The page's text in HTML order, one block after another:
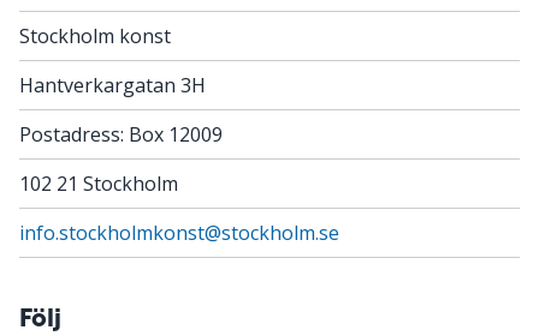
Stockholm konst
Hantverkargatan 3H
Postadress: Box 12009
102 21 Stockholm
info.stockholmkonst@stockholm.se
Följ